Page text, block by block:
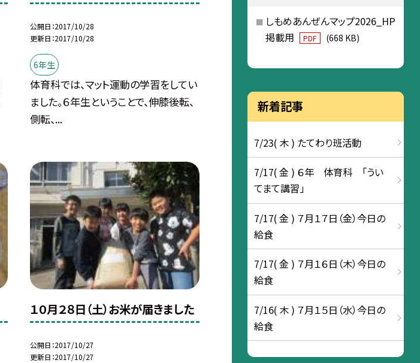
公開日 2017/10/28
更新日 2017/10/28
6年生
体育科では、マット運動の学習をしてい
ました。６年生ということで、伸膝後転、
側転、...
１０月２８日（土）お米が届きました
公開日 2017/10/27
更新日 2017/10/27
しもめあんぜんマップ2026_HP
掲載用
PDF (668 KB)
新着記事
7/23( 木 ) たてわり班活動
7/17( 金 ) ６年 体育科 「うい
てまて講習」
7/17( 金 ) ７月１７日（金）今日の
給食
7/17( 金 ) ７月１６日（木）今日の
給食
7/16( 木 ) ７月１５日（水）今日の
給食